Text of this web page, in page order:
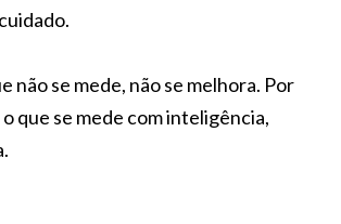
não se mede, não se melhora. Por
que se mede com inteligência,